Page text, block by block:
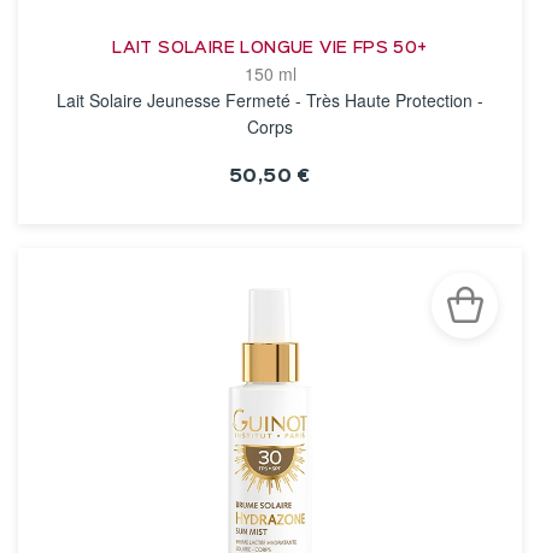
LAIT SOLAIRE LONGUE VIE FPS 50+
150 ml
Lait Solaire Jeunesse Fermeté - Très Haute Protection -
Corps
50,50 €